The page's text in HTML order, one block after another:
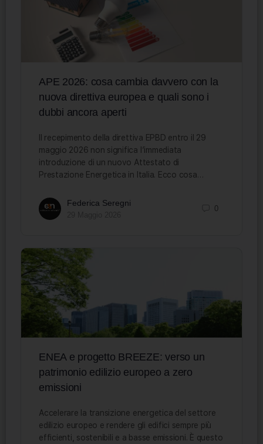
APE 2026: cosa cambia davvero con la
nuova direttiva europea e quali sono i
dubbi ancora aperti
Il recepimento della direttiva EPBD entro il 29
maggio 2026 non significa l’immediata
introduzione di un nuovo Attestato di
Prestazione Energetica in Italia. Ecco cosa…
Federica Seregni
0
ENEA e progetto BREEZE: verso un
patrimonio edilizio europeo a zero
emissioni
Accelerare la transizione energetica del settore
edilizio europeo e rendere gli edifici sempre più
efficienti, sostenibili e a basse emissioni. È questo